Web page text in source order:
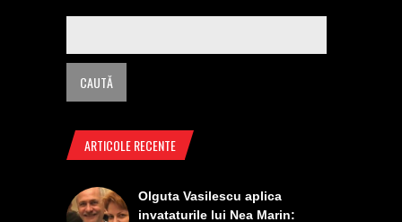
ARTICOLE RECENTE
Olguta Vasilescu aplica
invataturile lui Nea Marin: